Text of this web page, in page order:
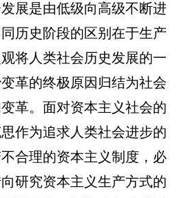
展是由低级向高级不断进
历史阶段的区别在于生产
将人类社会历史发展的一
革的终极原因归结为社会
革。面对资本主义社会的
作为追求人类社会进步的
合理的资本主义制度，必
研究资本主义生产方式的